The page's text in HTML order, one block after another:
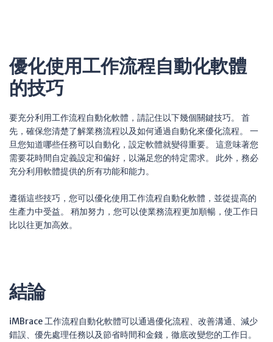
優化使用工作流程自動化軟體
的技巧
要充分利用工作流程自動化軟體，請記住以下幾個關鍵技巧。 首
先，確保您清楚了解業務流程以及如何通過自動化來優化流程。 一
旦您知道哪些任務可以自動化，設定軟體就變得重要。 這意味著您
需要花時間自定義設定和偏好，以滿足您的特定需求。 此外，務必
充分利用軟體提供的所有功能和能力。
遵循這些技巧，您可以優化使用工作流程自動化軟體，並從提高的
生產力中受益。 稍加努力，您可以使業務流程更加順暢，使工作日
比以往更加高效。
結論
iMBrace 工作流程自動化軟體可以通過優化流程、改善溝通、減少
錯誤、優先處理任務以及節省時間和金錢，徹底改變您的工作日。